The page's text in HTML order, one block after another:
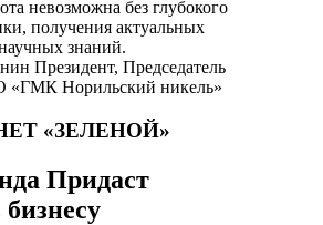
невозможна без глубокого
получения актуальных
знаний.
Президент, Председатель
«ГМК Норильский никель»
«ЗЕЛЕНОЙ»
Придаст